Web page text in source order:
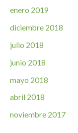
enero 2019
diciembre 2018
julio 2018
junio 2018
mayo 2018
abril 2018
noviembre 2017